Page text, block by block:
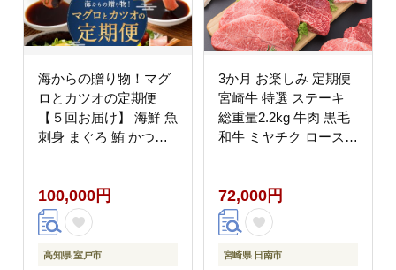
海からの贈り物！マグ
ロとカツオの定期便
【５回お届け】 海鮮 魚
刺身 まぐろ 鮪 かつお
100,000円
高知県 室戸市
3か月 お楽しみ 定期便
宮崎牛 特選 ステーキ
総重量2.2kg 牛肉 黒毛
和牛 ミヤチク ロース
メ 人気 おすすめ 赤身
霜降り 希少部位 贅沢
高級 ご褒美 お祝 記念
日 ブランド牛 お取り寄
72,000円
宮崎県 日南市